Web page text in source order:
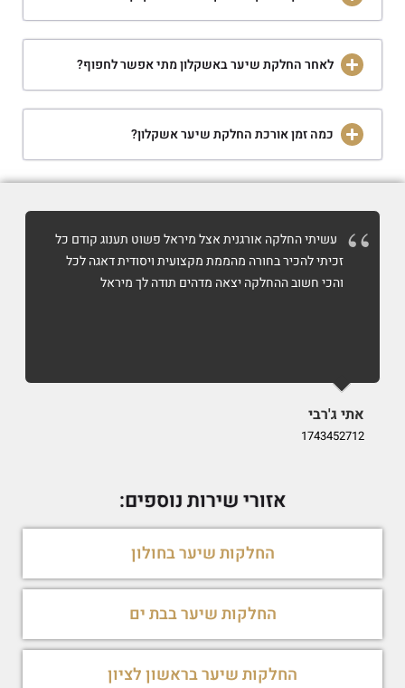
לאחר החלקת שיער באשקלון מתי אפשר לחפוף?
כמה זמן אורכת החלקת שיער אשקלון?
עשיתי החלקה אורגנית אצל מיראל פשוט תענוג קודם כל
זכיתי להכיר בחורה מהממת מקצועית ויסודית דאגה לכל
והכי חשוב ההחלקה יצאה מדהים תודה לך מיראל
אתי ג'רבי
1743452712
אזורי שירות נוספים:
החלקות שיער בחולון
החלקות שיער בבת ים
החלקות שיער בראשון לציון